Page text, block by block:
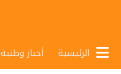
الرئيسية أخبار وطنية